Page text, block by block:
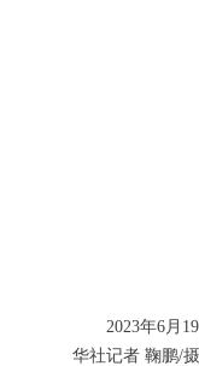
2023年6月
华社记者 鞠鹏/摄